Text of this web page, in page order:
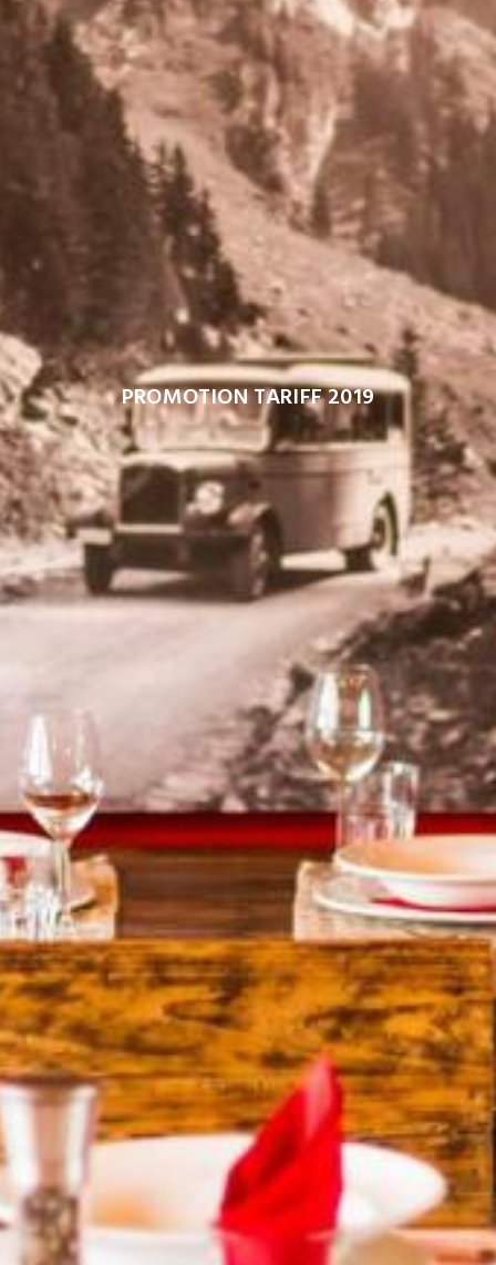
PROMOTION TARIFF 2019